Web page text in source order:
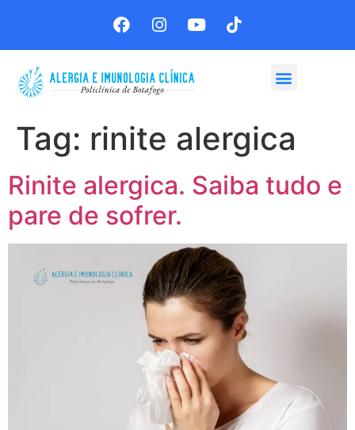
Tag: rinite alergica
Rinite alergica. Saiba tudo e
pare de sofrer.